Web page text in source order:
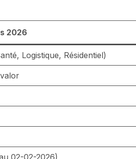
2026
Logistique, Résidentiel)